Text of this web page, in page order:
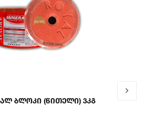
Ბლოკი (წითელი) 3კგ